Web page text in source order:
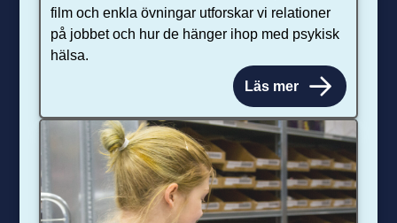
film och enkla övningar utforskar vi relationer
på jobbet och hur de hänger ihop med psykisk
hälsa.
Läs mer